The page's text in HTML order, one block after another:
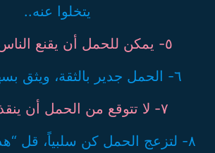
يتخلوا عنه..
٥- يمكن للحمل أن يقنع الناس بسهولة..
٦- الحمل جدير بالثقة، ويثق بسهولة بغيره..
٧- لا تتوقع من الحمل أن ينقذك دائماً..
٨- لتزعج الحمل كن سلبياً، قل “هذا غير ممكن”..